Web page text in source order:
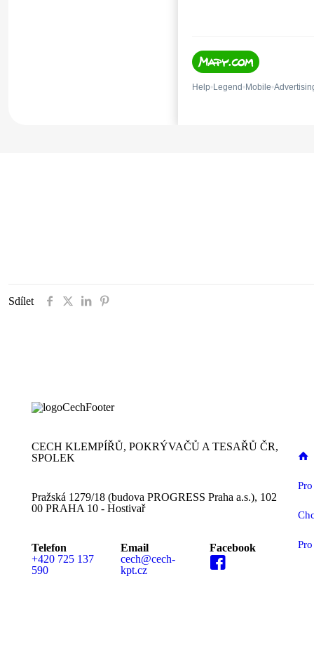
Sdílet
CECH KLEMPÍŘŮ, POKRÝVAČŮ A TESAŘŮ ČR,
SPOLEK
Pražská 1279/18 (budova PROGRESS Praha a.s.), 102
00 PRAHA 10 - Hostivař
Telefon
+420 725 137
590
Email
cech@cech-
kpt.cz
Facebook